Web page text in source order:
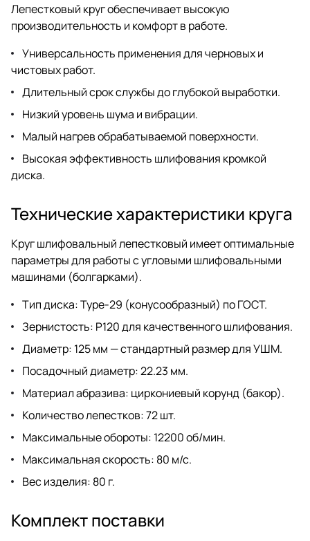
Лепестковый круг обеспечивает высокую
производительность и комфорт в работе.
Универсальность применения для черновых и
чистовых работ.
Длительный срок службы до глубокой выработки.
Низкий уровень шума и вибрации.
Малый нагрев обрабатываемой поверхности.
Высокая эффективность шлифования кромкой
диска.
Технические характеристики круга
Круг шлифовальный лепестковый имеет оптимальные
параметры для работы с угловыми шлифовальными
машинами (болгарками).
Тип диска: Type-29 (конусообразный) по ГОСТ.
Зернистость: P120 для качественного шлифования.
Диаметр: 125 мм — стандартный размер для УШМ.
Посадочный диаметр: 22.23 мм.
Материал абразива: циркониевый корунд (бакор).
Количество лепестков: 72 шт.
Максимальные обороты: 12200 об/мин.
Максимальная скорость: 80 м/с.
Вес изделия: 80 г.
Комплект поставки